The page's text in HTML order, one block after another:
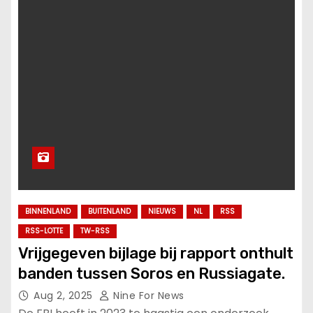
BINNENLAND BUITENLAND NIEUWS NL
RSS
RSS-LOTTE
TW-RSS
Vrijgegeven bijlage bij rapport onthult
banden tussen Soros en Russiagate.
Aug 2, 2025 Nine For News